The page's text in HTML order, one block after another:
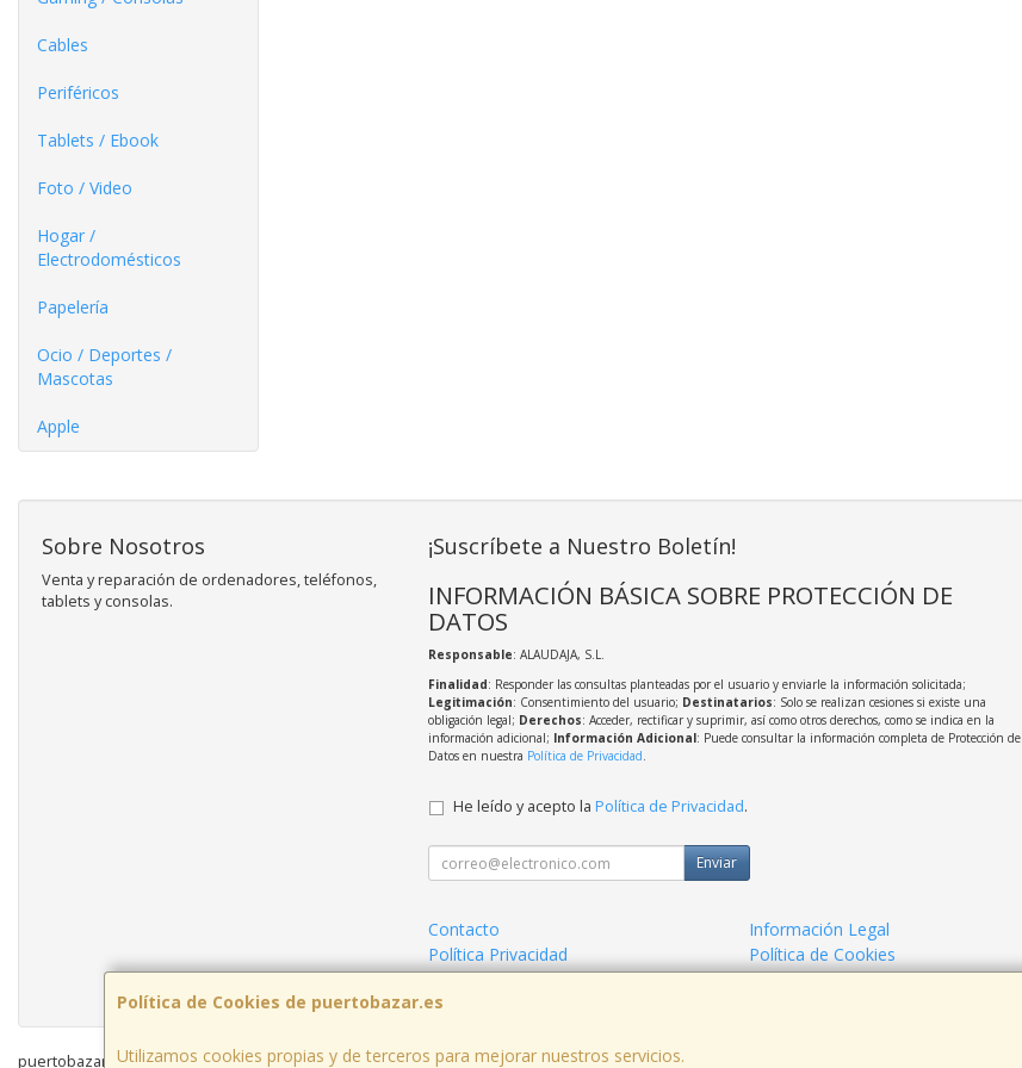
Cables
Periféricos
Tablets / Ebook
Foto / Video
Hogar /
Electrodomésticos
Papelería
Ocio / Deportes /
Mascotas
Apple
Política de Cookies de puertobazar.es
Utilizamos cookies propias y de terceros para mejorar nuestros servicios.
Sobre Nosotros
Venta y reparación de ordenadores, teléfonos,
tablets y consolas.
¡Suscríbete a Nuestro Boletín!
INFORMACIÓN BÁSICA SOBRE PROTECCIÓN DE
DATOS
Responsable: ALAUDAJA, S.L.
Finalidad: Responder las consultas planteadas por el usuario y enviarle la información solicitada;
Legitimación: Consentimiento del usuario; Destinatarios: Solo se realizan cesiones si existe una
obligación legal; Derechos: Acceder, rectificar y suprimir, así como otros derechos, como se indica en la
información adicional; Información Adicional: Puede consultar la información completa de Protección de
Datos en nuestra Política de Privacidad.
He leído y acepto la Política de Privacidad.
Enviar
Contacto
Información Legal
Política Privacidad
Política de Cookies
Condiciones de Compra
Formas de Pago
puertobazar.es © 2026